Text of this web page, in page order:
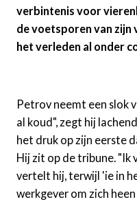
verbintenis voor
de voetsporen van zijn
het verleden al onder
Petrov neemt een slok
al koud", zegt hij
het druk op zijn eerste
Hij zit op de tribune. "Ik
vertelt hij, terwijl 'ie in
werkgever om zich